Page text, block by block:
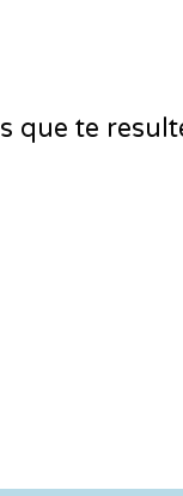
que te